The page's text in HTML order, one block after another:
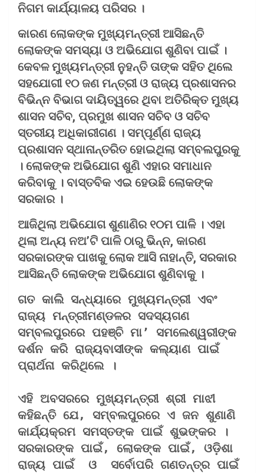
ନିଗମ କାର୍ଯ୍ୟାଳୟ ପରିସର ।
କାରଣ ଲୋକଙ୍କ ମୁଖ୍ୟମନ୍ତ୍ରୀ ଆସିଛନ୍ତି
ଲୋକଙ୍କ ସମସ୍ୟା ଓ ଅଭିଯୋଗ ଶୁଣିବା ପାଇଁ ।
କେବଳ ମୁଖ୍ୟମନ୍ତ୍ରୀ ନୁହନ୍ତି ତାଙ୍କ ସହିତ ଥିଲେ
ସହଯୋଗୀ ୧୦ ଜଣ ମନ୍ତ୍ରୀ ଓ ରାଜ୍ୟ ପ୍ରଶାସନର
ବିଭିନ୍ନ ବିଭାଗ ଦାୟିତ୍ୱରେ ଥିବା ଅତିରିକ୍ତ ମୁଖ୍ୟ
ଶାସନ ସଚିବ, ପ୍ରମୁଖ ଶାସନ ସଚିବ ଓ ସଚିବ
ସ୍ତରୀୟ ଅଧିକାରୀଗଣ । ସମ୍ପୂର୍ଣ୍ଣ ରାଜ୍ୟ
ପ୍ରଶାସନ ସ୍ଥାନାନ୍ତରିତ ହୋଇଥିଲା ସମ୍ବଲପୁରକୁ
। ଲୋକଙ୍କ ଅଭିଯୋଗ ଶୁଣି ଏହାର ସମାଧାନ
କରିବାକୁ । ବାସ୍ତବିକ ଏଇ ହେଉଛି ଲୋକଙ୍କ
ସରକାର ।
ଆଜିଥିଲା ଅଭିଯୋଗ ଶୁଣାଣିର ୧୦ମ ପାଳି । ଏହା
ଥିଲା ଅନ୍ୟ ନଅ’ଟି ପାଳି ଠାରୁ ଭିନ୍ନ, କାରଣ
ସରକାରଙ୍କ ପାଖକୁ ଲୋକ ଆସି ନାହାନ୍ତି, ସରକାର
ଆସିଛନ୍ତି ଲୋକଙ୍କ ଅଭିଯୋଗ ଶୁଣିବାକୁ ।
ଗତ କାଲି ସନ୍ଧ୍ୟାରେ ମୁଖ୍ୟମନ୍ତ୍ରୀ ଏବଂ
ରାଜ୍ୟ ମନ୍ତ୍ରୀମଣ୍ଡଳର ସଦସ୍ୟଗଣ
ସମ୍ବଲପୁରରେ ପହଞ୍ଚି ମା’ ସମଲେଶ୍ୱରୀଙ୍କ
ଦର୍ଶନ କରି ରାଜ୍ୟବାସୀଙ୍କ କଲ୍ୟାଣ ପାଇଁ
ପ୍ରାର୍ଥନା କରିଥିଲେ ।
ଏହି ଅବସରରେ ମୁଖ୍ୟମନ୍ତ୍ରୀ ଶ୍ରୀ ମାଝୀ
କହିଛନ୍ତି ଯେ, ସମ୍ବଲପୁରରେ ଏ ଜନ ଶୁଣାଣି
କାର୍ଯ୍ୟକ୍ରମ ସମସ୍ତଙ୍କ ପାଇଁ ଶୁଭଙ୍କର ।
ସରକାରଙ୍କ ପାଇଁ, ଲୋକଙ୍କ ପାଇଁ, ଓଡ଼ିଶା
ରାଜ୍ୟ ପାଇଁ  ଓ  ସର୍ବୋପରି ଗଣତନ୍ତ୍ର ପାଇଁ